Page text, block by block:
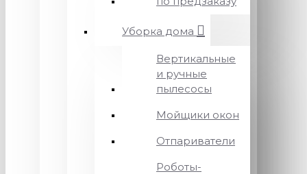
Уборка дома
Вертикальные
и ручные
пылесосы
Мойщики окон
Отпариватели
Роботы-